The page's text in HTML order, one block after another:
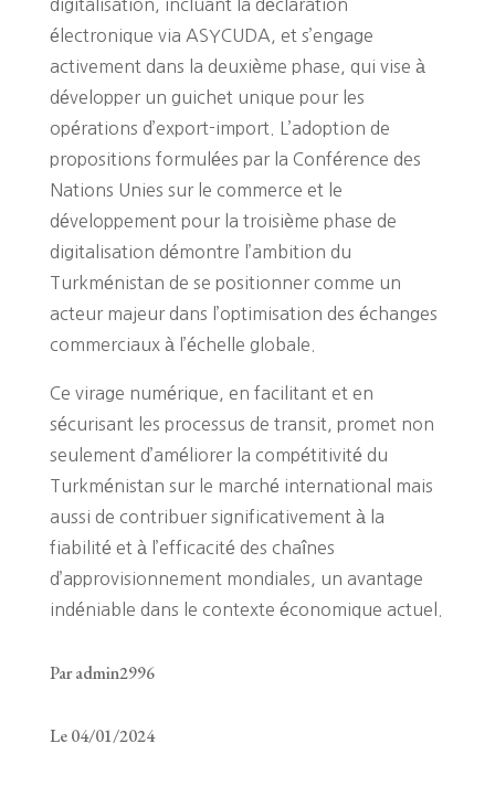
digitalisation, incluant la déclaration
électronique via ASYCUDA, et s’engage
activement dans la deuxième phase, qui vise à
développer un guichet unique pour les
opérations d’export-import. L’adoption de
propositions formulées par la Conférence des
Nations Unies sur le commerce et le
développement pour la troisième phase de
digitalisation démontre l’ambition du
Turkménistan de se positionner comme un
acteur majeur dans l’optimisation des échanges
commerciaux à l’échelle globale.
Ce virage numérique, en facilitant et en
sécurisant les processus de transit, promet non
seulement d’améliorer la compétitivité du
Turkménistan sur le marché international mais
aussi de contribuer significativement à la
fiabilité et à l’efficacité des chaînes
d’approvisionnement mondiales, un avantage
indéniable dans le contexte économique actuel.
Par admin2996
Le 04/01/2024